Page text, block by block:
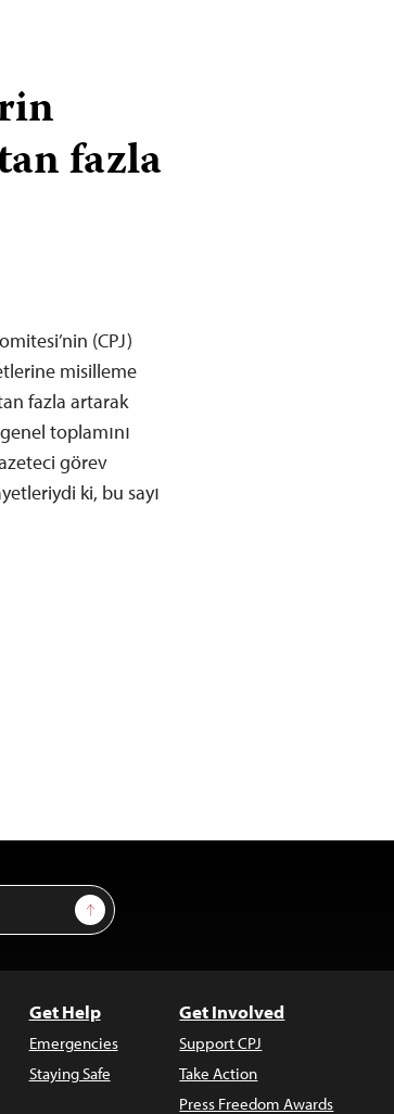
fazla
(CPJ)
misilleme
fazla artarak
toplamını
görev
ki, bu sayı
Sign Up
Get Help
Emergencies
Staying Safe
Get Involved
Support CPJ
Take Action
Press Freedom Awards